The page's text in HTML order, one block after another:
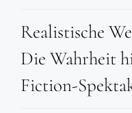
Realistische
Die Wahrheit
Fiction-